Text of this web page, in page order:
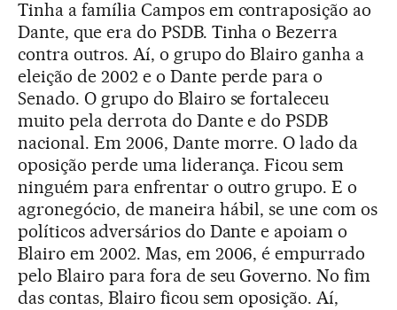
Tinha a família Campos em contraposição ao
Dante, que era do PSDB. Tinha o Bezerra
contra outros. Aí, o grupo do Blairo ganha a
eleição de 2002 e o Dante perde para o
Senado. O grupo do Blairo se fortaleceu
muito pela derrota do Dante e do PSDB
nacional. Em 2006, Dante morre. O lado da
oposição perde uma liderança. Ficou sem
ninguém para enfrentar o outro grupo. E o
agronegócio, de maneira hábil, se une com os
políticos adversários do Dante e apoiam o
Blairo em 2002. Mas, em 2006, é empurrado
pelo Blairo para fora de seu Governo. No fim
das contas, Blairo ficou sem oposição. Aí,